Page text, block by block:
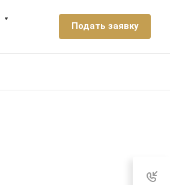
Подать заявку